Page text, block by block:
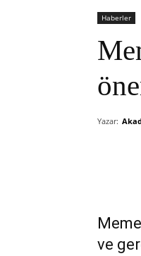
Haberler
Yazar:
ve